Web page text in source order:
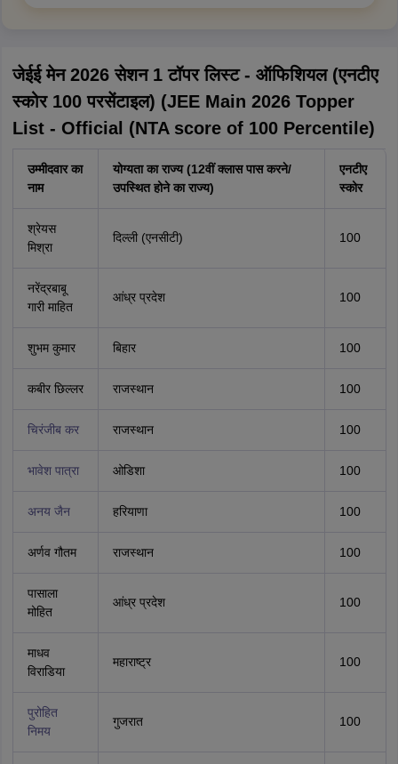
जेईई मेन 2026 सेशन 1 टॉपर लिस्ट - ऑफिशियल (एनटीए
स्कोर 100 परसेंटाइल) (JEE Main 2026 Topper
List - Official (NTA score of 100 Percentile)
उम्मीदवार का
नाम
योग्यता का राज्य (12वीं क्लास पास करने/
उपस्थित होने का राज्य)
एनटीए
स्कोर
श्रेयस
मिश्रा
दिल्ली (एनसीटी) 100
नरेंद्रबाबू
गारी माहित
आंध्र प्रदेश 100
शुभम कुमार बिहार 100
कबीर छिल्लर राजस्थान 100
चिरंजीब कर राजस्थान 100
भावेश पात्रा ओडिशा 100
अनय जैन हरियाणा 100
अर्णव गौतम राजस्थान 100
पासाला
मोहित
आंध्र प्रदेश 100
माधव
विराडिया
महाराष्ट्र 100
पुरोहित
निमय
गुजरात 100